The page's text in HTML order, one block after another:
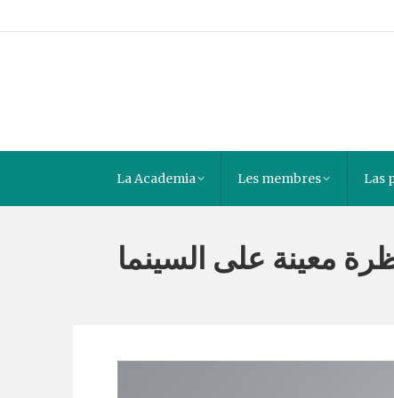
La Academia Les membres Las
معينة على السينما